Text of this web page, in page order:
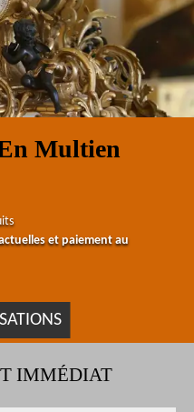
Multien
et paiement au
IMMÉDIAT